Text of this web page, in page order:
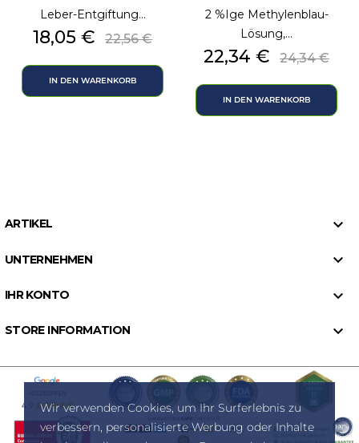
Wir verwenden Cookies, um Ihr Surferlebnis zu
verbessern, personalisierte Werbung oder Inhalte
Leber-Entgiftung...
Preis
18,05 € Verkaufspreis
22,56 €
IN DEN WARENKORB
2 %ige Methylenblau-
Lösung,...
Preis
22,34 € 24,34 €
IN DEN WARENKORB
ARTIKEL 
UNTERNEHMEN 
IHR KONTO 
STORE INFORMATION 